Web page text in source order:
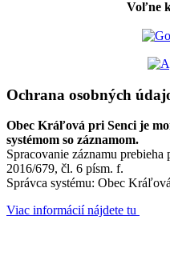
Voľne
Ochrana osobných
Obec Kráľová pri Senci je
systémom so záznamom.
Spracovanie záznamu
2016/679, čl. 6 písm. f.
Správca systému: Obec
Viac informácií nájdete tu